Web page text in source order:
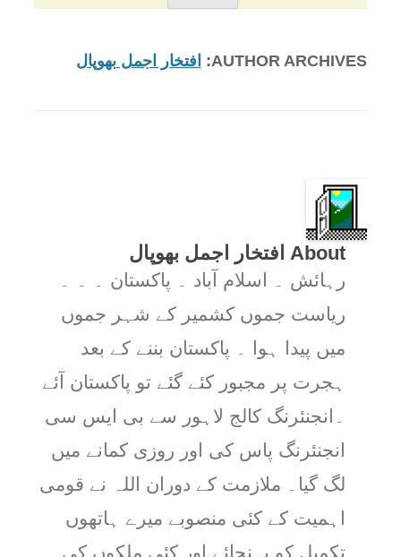
content
AUTHOR ARCHIVES: افتخار اجمل بھوپال
About افتخار اجمل بھوپال
رہائش ۔ اسلام آباد ۔ پاکستان ۔ ۔ ۔
ریاست جموں کشمیر کے شہر جموں
میں پیدا ہوا ۔ پاکستان بننے کے بعد
ہجرت پر مجبور کئے گئے تو پاکستان آئے
۔انجنئرنگ کالج لاہور سے بی ایس سی
انجنئرنگ پاس کی اور روزی کمانے میں
لگ گیا۔ ملازمت کے دوران اللہ نے قومی
اہمیت کے کئی منصوبے میرے ہاتھوں
تکمیل کو پہنچائے اور کئی ملکوں کی